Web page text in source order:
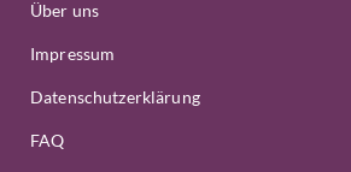
Über uns
Impressum
Datenschutzerklärung
FAQ